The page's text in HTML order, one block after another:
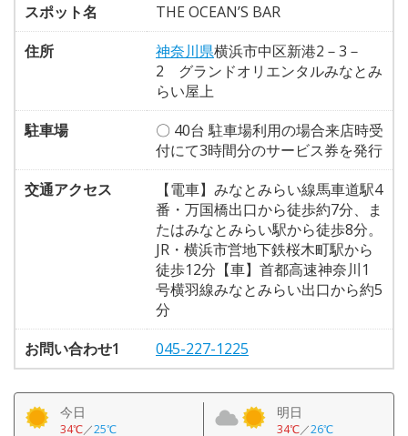
スポット名
THE OCEAN’S BAR
住所
神奈川県横浜市中区新港2－3－
2 グランドオリエンタルみなとみ
らい屋上
駐車場
〇 40台 駐車場利用の場合来店時受
付にて3時間分のサービス券を発行
交通アクセス
【電車】みなとみらい線馬車道駅4
番・万国橋出口から徒歩約7分、ま
たはみなとみらい駅から徒歩8分。
JR・横浜市営地下鉄桜木町駅から
徒歩12分【車】首都高速神奈川1
号横羽線みなとみらい出口から約5
分
お問い合わせ1
045-227-1225
今日
34℃／25℃
明日
34℃／26℃